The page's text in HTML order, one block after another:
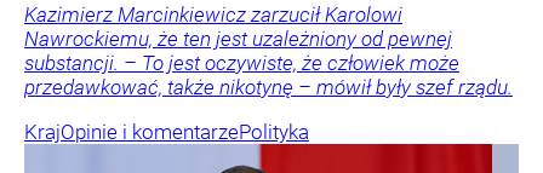
Kazimierz Marcinkiewicz zarzucił Karolowi
Nawrockiemu, że ten jest uzależniony od pewnej
substancji. – To jest oczywiste, że człowiek może
przedawkować, także nikotynę – mówił były szef rządu.
KrajOpinie i komentarzePolityka